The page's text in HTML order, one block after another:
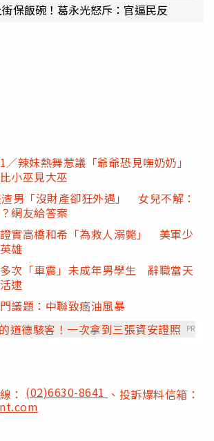
保飯碗！葛永光怒斥：官逼民反
／辣妹熱舞惹議「爺爺恐見嘸奶奶」
小巫見大巫
男「沒財產卻狂外遇」 女兒不解：
網友給答案
實高橋和希「為救人溺斃」 美軍少
雄
次「車震」未成年男學生 辭職當天
逮
議題：中聯致癌油風暴
道德駭客！一次拿到三張資安證照
PR
： (02)6630-8641 、投訴爆料信箱：